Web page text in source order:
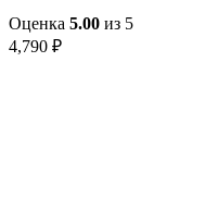
Оценка 5.00 из 5
4,790 ₽